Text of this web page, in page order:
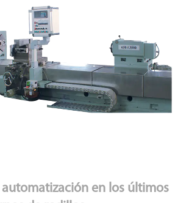
automatización en los últimos